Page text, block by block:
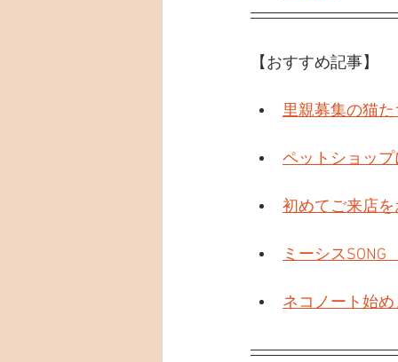
【おすすめ記事】
里親募集の猫た
ペットショッ
初めてご来店
ミーシスSONG
ネコノート始め